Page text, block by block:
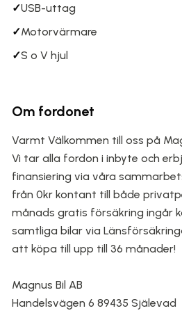
✓USB-uttag
✓Motorvärmare
✓S o V hjul
Om fordonet
Varmt Välkommen till oss på
Vi tar alla fordon i inbyte och
finansiering via våra
från 0kr kontant till både
månads gratis försäkring ingår
samtliga bilar via
att köpa till upp till 36 månader!
Magnus Bil AB
Handelsvägen 6 89435 Själevad